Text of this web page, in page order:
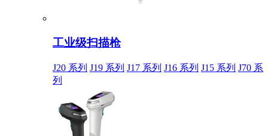
工业级扫描枪
J20 系列 J19 系列 J17 系列 J16 系列 J15 系列 J70 系
列